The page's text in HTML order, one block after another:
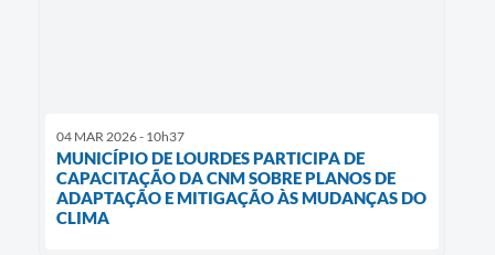
04 MAR 2026 - 10h37
MUNICÍPIO DE LOURDES PARTICIPA DE
CAPACITAÇÃO DA CNM SOBRE PLANOS DE
ADAPTAÇÃO E MITIGAÇÃO ÀS MUDANÇAS DO
CLIMA